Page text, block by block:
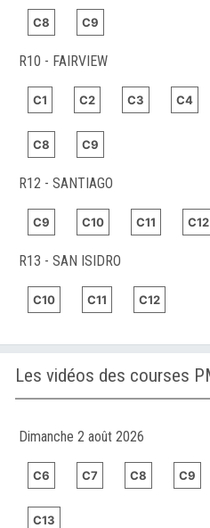
C8 C9
R10 - FAIRVIEW
C1 C2 C3 C4
C8 C9
R12 - SANTIAGO
C9 C10 C11 C12
R13 - SAN ISIDRO
C10 C11 C12
Dimanche 2 août 2026
C6 C7 C8 C9
C13